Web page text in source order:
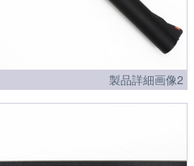
製品詳細画像2